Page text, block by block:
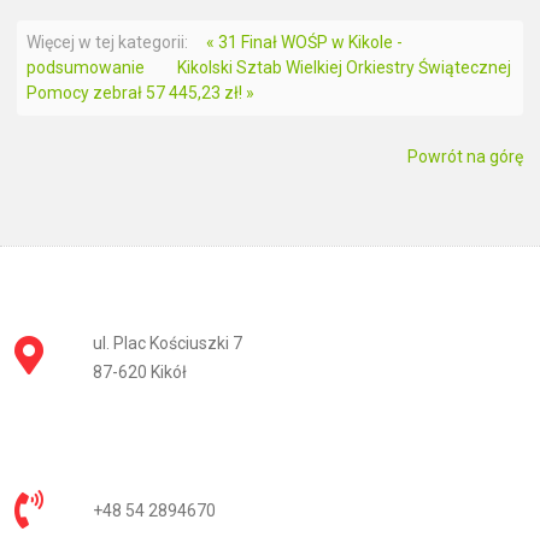
Więcej w tej kategorii:
« 31 Finał WOŚP w Kikole -
podsumowanie
Kikolski Sztab Wielkiej Orkiestry Świątecznej
Pomocy zebrał 57 445,23 zł! »
Powrót na górę
ul. Plac Kościuszki 7
87-620 Kikół
+48 54 2894670